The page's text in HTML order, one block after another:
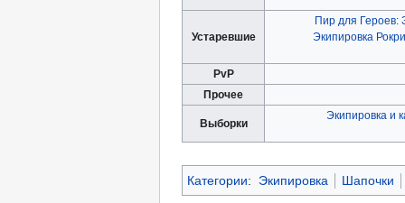
Устаревшие
Пир для Героев:
Экипировка
PvP
Прочее
Выборки
Экипировка и
Категории: Экипировка Шапочки